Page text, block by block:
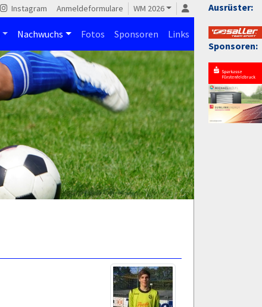
Ausrüster:
Sponsoren:
Instagram Anmeldeformulare WM 2026
Nachwuchs Fotos Sponsoren Links